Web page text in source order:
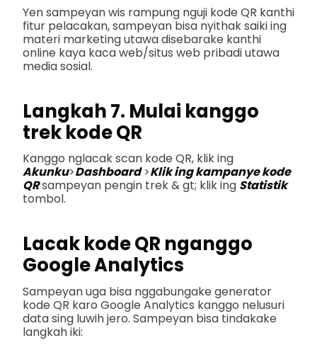
Yen sampeyan wis rampung nguji kode QR kanthi
fitur pelacakan, sampeyan bisa nyithak saiki ing
materi marketing utawa disebarake kanthi
online kaya kaca web/situs web pribadi utawa
media sosial.
Langkah 7. Mulai kanggo
trek kode QR
Kanggo nglacak scan kode QR, klik ing
Akunku>Dashboard>Klik ing kampanye kode
QRsampeyan pengin trek & gt; klik ing Statistik
tombol.
Lacak kode QR nganggo
Google Analytics
Sampeyan uga bisa nggabungake generator
kode QR karo Google Analytics kanggo nelusuri
data sing luwih jero. Sampeyan bisa tindakake
langkah iki: